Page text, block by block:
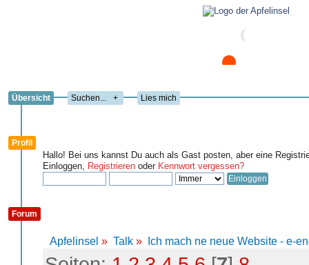
Übersicht + Lies mich
Profil
Hallo! Bei uns kannst Du auch als Gast posten, aber eine
Einloggen, Registrieren oder Kennwort vergessen?
Forum
Apfelinsel » Talk » Ich mach ne neue Website - e-